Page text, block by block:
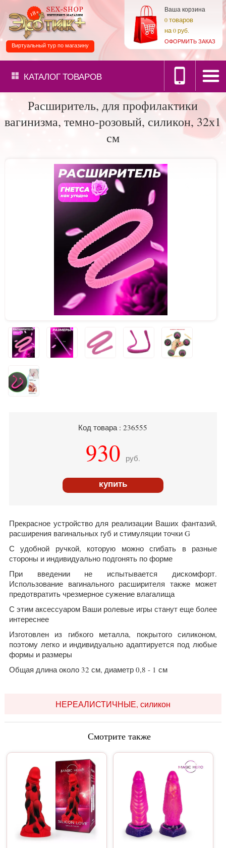
Ваша корзина
0товаров
на0 руб.
ОФОРМИТЬ ЗАКАЗ
Виртуальный тур по магазину
КАТАЛОГТОВАРОВ
Расширитель, для профилактики
вагинизма, темно-розовый, силикон, 32х1
см
Код товара : 236555
930 руб.
купить
Прекрасное устройство для реализации Ваших фантазий,
расширения вагинальных губ и стимуляции точки G
С удобной ручкой, которую можно сгибать в разные
стороны и индивидуально подгонять по форме
При введении не испытывается дискомфорт.
Использование вагинального расширителя также может
предотвратить чрезмерное сужение влагалища
С этим аксессуаром Ваши ролевые игры станут еще более
интереснее
Изготовлен из гибкого металла, покрытого силиконом,
поэтому легко и индивидуально адаптируется под любые
формы и размеры
Общая длина около 32 см, диаметр 0,8 - 1 см
НЕРЕАЛИСТИЧНЫЕ, силикон
Смотрите также